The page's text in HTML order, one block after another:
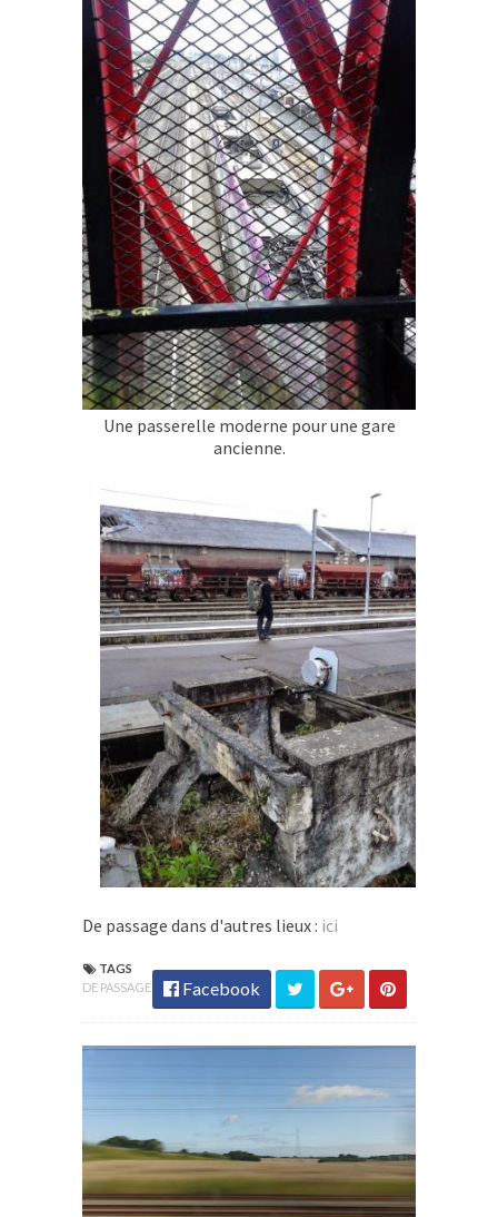
Une passerelle moderne pour une gare
ancienne.
De passage dans d'autres lieux : ici
TAGS
DE PASSAGE
Facebook